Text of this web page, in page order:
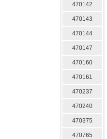
470142
470143
470144
470147
470160
470161
470237
470240
470375
470765